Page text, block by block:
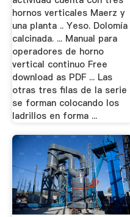
hornos verticales Maerz y
una planta .. Yeso. Dolomía
calcinada. ... Manual para
operadores de horno
vertical continuo Free
download as PDF ... Las
otras tres filas de la serie
se forman colocando los
ladrillos en forma ...